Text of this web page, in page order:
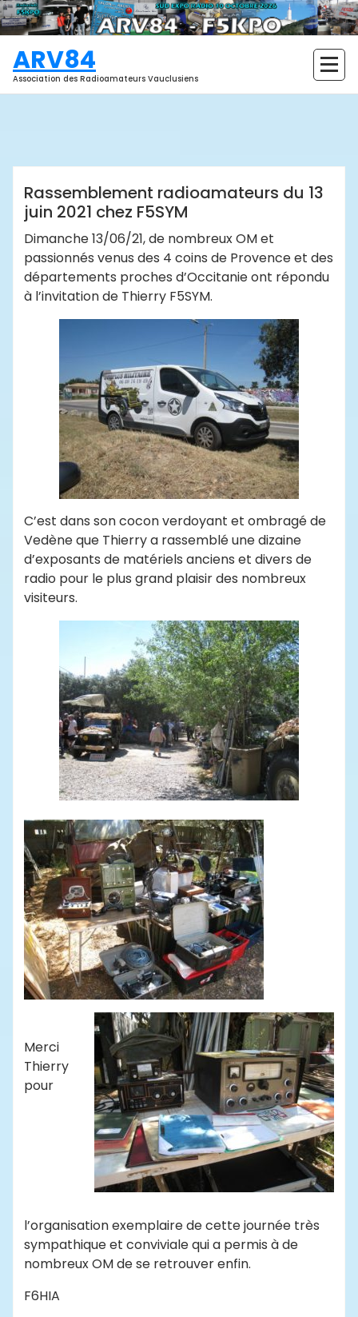
Aller
au
contenu
ARV84
Association des Radioamateurs Vauclusiens
Actualités Évènements passés
Rassemblement radioamateurs du 13
juin 2021 chez F5SYM
Dimanche 13/06/21, de nombreux OM et
passionnés venus des 4 coins de Provence et des
départements proches d’Occitanie ont répondu
à l’invitation de Thierry F5SYM.
C’est dans son cocon verdoyant et ombragé de
Vedène que Thierry a rassemblé une dizaine
d’exposants de matériels anciens et divers de
radio pour le plus grand plaisir des nombreux
visiteurs.
Merci
Thierry
pour
l’organisation exemplaire de cette journée très
sympathique et conviviale qui a permis à de
nombreux OM de se retrouver enfin.
F6HIA